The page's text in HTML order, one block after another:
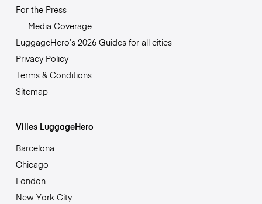
For the Press
Media Coverage
LuggageHero’s 2026 Guides for all cities
Privacy Policy
Terms & Conditions
Sitemap
Villes LuggageHero
Barcelona
Chicago
London
New York City